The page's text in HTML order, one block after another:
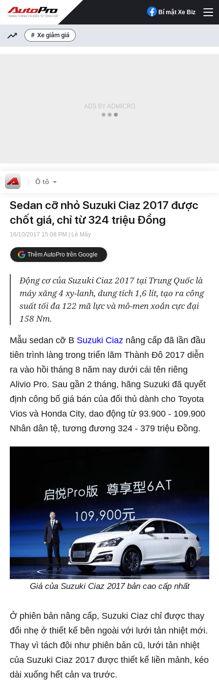
Bí mật Xe Biz
Xe giảm giá
Ô tô
Sedan cỡ nhỏ Suzuki Ciaz 2017 được
chốt giá, chỉ từ 324 triệu Đồng
16/10/2017 15:08 PM | Lê Mây
Thêm AutoPro trên Google
Động cơ của Suzuki Ciaz 2017 tại Trung Quốc là
máy xăng 4 xy-lanh, dung tích 1,6 lít, tạo ra công
suất tối đa 122 mã lực và mô-men xoắn cực đại
158 Nm.
Mẫu sedan cỡ B Suzuki Ciaz nâng cấp đã lần đầu
tiên trình làng trong triển lãm Thành Đô 2017 diễn
ra vào hồi tháng 8 năm nay dưới cái tên riêng
Alivio Pro. Sau gần 2 tháng, hãng Suzuki đã quyết
định công bố giá bán của đối thủ dành cho Toyota
Vios và Honda City, dao động từ 93.900 - 109.900
Nhân dân tệ, tương đương 324 - 379 triệu Đồng.
Giá của Suzuki Ciaz 2017 bản cao cấp nhất
Ở phiên bản nâng cấp, Suzuki Ciaz chỉ được thay
đổi nhẹ ở thiết kế bên ngoài với lưới tản nhiệt mới.
Thay vì tách đôi như phiên bản cũ, lưới tản nhiệt
của Suzuki Ciaz 2017 được thiết kế liền mảnh, kéo
dài xuống hết cản va trước.